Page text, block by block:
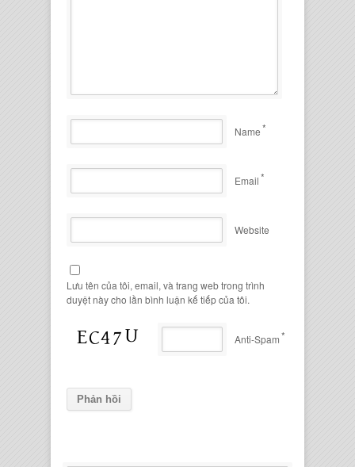
Name*
Email*
Website
Lưu tên của tôi, email, và trang web trong trình
duyệt này cho lần bình luận kế tiếp của tôi.
Anti-Spam*